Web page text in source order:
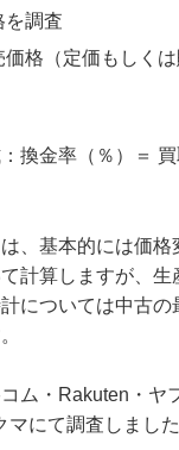
を調査
格（定価もしく
換金率（％）＝
、基本的には価格
計算しますが、生
については中古の
ム・Rakuten・ヤ
にて調査しました